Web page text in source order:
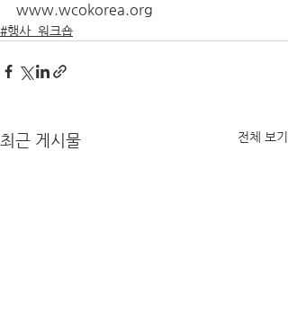
www.wcokorea.org
#행사_워크숍
최근 게시물 전체 보기